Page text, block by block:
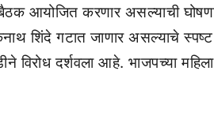
आयोजित करणार असल्याची
शिंदे गटात जाणार असल्याचे
विरोध दर्शवला आहे. भाजपच्या